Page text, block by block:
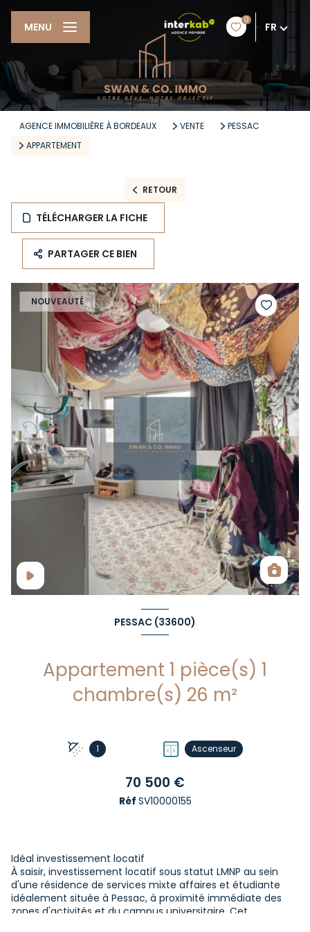
0
FR
MENU
AGENCE IMMOBILIÈRE À BORDEAUX VENTE
PESSAC
APPARTEMENT
RETOUR
TÉLÉCHARGER LA FICHE
PARTAGER CE BIEN
NOUVEAUTÉ
PESSAC (33600)
Appartement 1 pièce(s) 1
chambre(s) 26 m²
1 Ascenseur
70 500 €
Réf SV10000155
Idéal investissement locatif
À saisir, investissement locatif sous statut LMNP au sein
d'une résidence de services mixte affaires et étudiante
idéalement située à Pessac, à proximité immédiate des
zones d'activités et du campus universitaire. Cet